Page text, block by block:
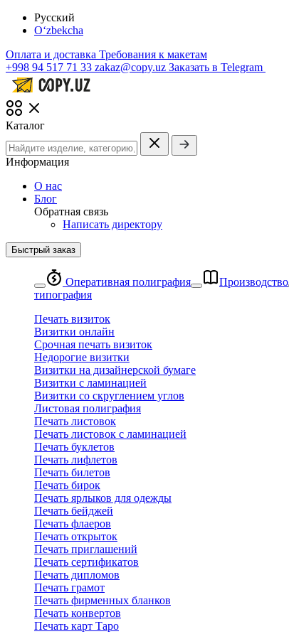
Русский
O‘zbekcha
Оплата и доставка Требования к макетам
+998 94 517 71 33 zakaz@copy.uz Заказать в Telegram
Каталог
Информация
О нас
Блог
Обратная связь
Написать директору
Быстрый заказ
Оперативная полиграфия Производство
типография
Печать визиток
Визитки онлайн
Срочная печать визиток
Недорогие визитки
Визитки на дизайнерской бумаге
Визитки с ламинацией
Визитки со скруглением углов
Листовая полиграфия
Печать листовок
Печать листовок с ламинацией
Печать буклетов
Печать лифлетов
Печать билетов
Печать бирок
Печать ярлыков для одежды
Печать бейджей
Печать флаеров
Печать открыток
Печать приглашений
Печать сертификатов
Печать дипломов
Печать грамот
Печать фирменных бланков
Печать конвертов
Печать карт Таро